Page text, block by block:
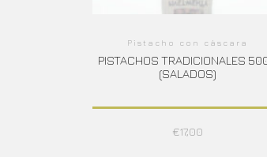
Pistacho con cáscara
PISTACHOS TRADICIONALES
(SALADOS)
€17,00